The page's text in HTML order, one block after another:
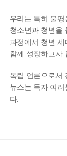
우리는 특히 불
청소년과 청년을
과정에서 청년
함께 성장하고자
독립 언론으로서
뉴스는 독자 여
다.